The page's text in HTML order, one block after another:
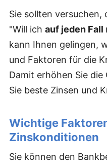
Sie sollten versuchen,
"Will ich auf jeden Fall
kann Ihnen gelingen,
und Faktoren für die
Damit erhöhen Sie
Sie beste Zinsen und
Wichtige
Zinskonditionen
Sie können den